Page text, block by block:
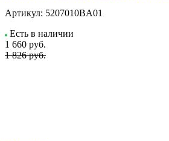
Артикул: 5207010BA01
Есть в наличии
1 660 руб.
1 826 руб.